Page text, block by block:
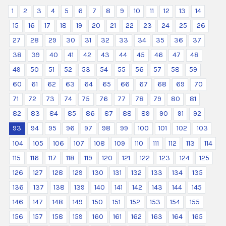
1 2 3 4 5 6 7 8 9 10 11 12 13
14
15
16 17 18 19 20 21 22 23 24 25
26
27
28 29 30 31 32 33 34 35 36
37
38
39 40 41 42 43 44 45 46 47
48
49
50 51 52 53 54 55 56 57 58
59
60
61 62 63 64 65 66 67 68 69
70
71
72 73 74 75 76 77 78 79 80
81
82
83 84 85 86 87 88 89 90 91
92
93
94 95 96 97 98 99 100 101 102
103
104
105 106 107 108 109 110 111 112 113
114
115
116 117 118 119 120 121 122 123 124
125
126
127 128 129 130 131 132 133 134
135
136
137 138 139 140 141 142 143 144
145
146
147 148 149 150 151 152 153 154
155
156
157 158 159 160 161 162 163 164 165